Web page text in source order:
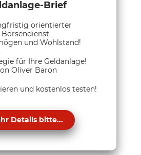
Brief
orientierter
Börsendienst
und Wohlstand!
für Ihre Geldanlage!
Oliver Baron
und kostenlos testen!
Details bitte...